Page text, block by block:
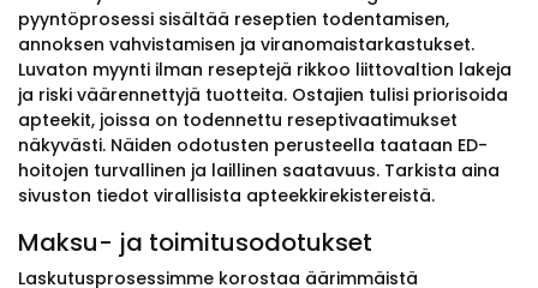
pyyntöprosessi sisältää reseptien todentamisen,
annoksen vahvistamisen ja viranomaistarkastukset.
Luvaton myynti ilman reseptejä rikkoo liittovaltion lakeja
ja riski väärennettyjä tuotteita. Ostajien tulisi priorisoida
apteekit, joissa on todennettu reseptivaatimukset
näkyvästi. Näiden odotusten perusteella taataan ED-
hoitojen turvallinen ja laillinen saatavuus. Tarkista aina
sivuston tiedot virallisista apteekkirekistereistä.
Maksu- ja toimitusodotukset
Laskutusprosessimme korostaa äärimmäistä